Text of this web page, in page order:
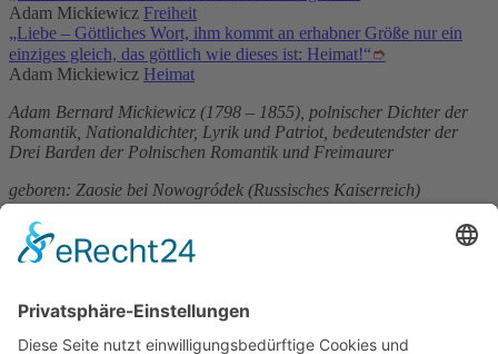
Adam Mickiewicz Freiheit
„Liebe – Göttliches Wort, ihm kommt an erhabner Größe nur ein
einziges gleich, das göttlich wie dieses ist: Heimat!“➮
Adam Mickiewicz Heimat
Adam Bernard Mickiewicz (1798 – 1855), polnischer Dichter der
Romantik, Nationaldichter, Lyrik und Patriot, bedeutendster der
Drei Barden der Polnischen Romantik und Freimaurer
geboren: Zaosie bei Nowogródek (Russisches Kaiserreich)
gestorben: Konstantinopel (Osmanisches Reich)
Service & Kontakt
Welt-der-Zitate.com
Über unsere Zitate Sammlung
Datenschutz